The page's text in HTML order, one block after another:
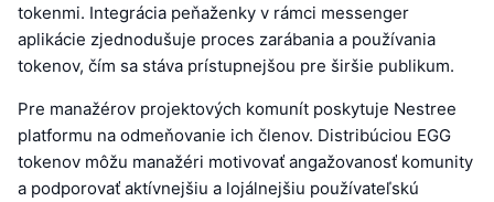
tokenmi. Integrácia peňaženky v rámci messenger
aplikácie zjednodušuje proces zarábania a používania
tokenov, čím sa stáva prístupnejšou pre širšie publikum.
Pre manažérov projektových komunít poskytuje Nestree
platformu na odmeňovanie ich členov. Distribúciou EGG
tokenov môžu manažéri motivovať angažovanosť komunity
a podporovať aktívnejšiu a lojálnejšiu používateľskú